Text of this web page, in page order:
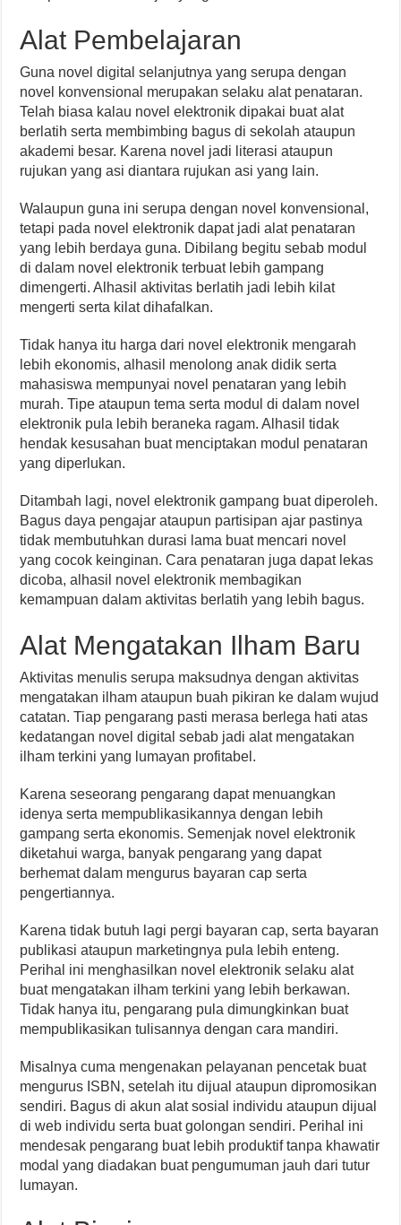
Alat Pembelajaran
Guna novel digital selanjutnya yang serupa dengan
novel konvensional merupakan selaku alat penataran.
Telah biasa kalau novel elektronik dipakai buat alat
berlatih serta membimbing bagus di sekolah ataupun
akademi besar. Karena novel jadi literasi ataupun
rujukan yang asi diantara rujukan asi yang lain.
Walaupun guna ini serupa dengan novel konvensional,
tetapi pada novel elektronik dapat jadi alat penataran
yang lebih berdaya guna. Dibilang begitu sebab modul
di dalam novel elektronik terbuat lebih gampang
dimengerti. Alhasil aktivitas berlatih jadi lebih kilat
mengerti serta kilat dihafalkan.
Tidak hanya itu harga dari novel elektronik mengarah
lebih ekonomis, alhasil menolong anak didik serta
mahasiswa mempunyai novel penataran yang lebih
murah. Tipe ataupun tema serta modul di dalam novel
elektronik pula lebih beraneka ragam. Alhasil tidak
hendak kesusahan buat menciptakan modul penataran
yang diperlukan.
Ditambah lagi, novel elektronik gampang buat diperoleh.
Bagus daya pengajar ataupun partisipan ajar pastinya
tidak membutuhkan durasi lama buat mencari novel
yang cocok keinginan. Cara penataran juga dapat lekas
dicoba, alhasil novel elektronik membagikan
kemampuan dalam aktivitas berlatih yang lebih bagus.
Alat Mengatakan Ilham Baru
Aktivitas menulis serupa maksudnya dengan aktivitas
mengatakan ilham ataupun buah pikiran ke dalam wujud
catatan. Tiap pengarang pasti merasa berlega hati atas
kedatangan novel digital sebab jadi alat mengatakan
ilham terkini yang lumayan profitabel.
Karena seseorang pengarang dapat menuangkan
idenya serta mempublikasikannya dengan lebih
gampang serta ekonomis. Semenjak novel elektronik
diketahui warga, banyak pengarang yang dapat
berhemat dalam mengurus bayaran cap serta
pengertiannya.
Karena tidak butuh lagi pergi bayaran cap, serta bayaran
publikasi ataupun marketingnya pula lebih enteng.
Perihal ini menghasilkan novel elektronik selaku alat
buat mengatakan ilham terkini yang lebih berkawan.
Tidak hanya itu, pengarang pula dimungkinkan buat
mempublikasikan tulisannya dengan cara mandiri.
Misalnya cuma mengenakan pelayanan pencetak buat
mengurus ISBN, setelah itu dijual ataupun dipromosikan
sendiri. Bagus di akun alat sosial individu ataupun dijual
di web individu serta buat golongan sendiri. Perihal ini
mendesak pengarang buat lebih produktif tanpa khawatir
modal yang diadakan buat pengumuman jauh dari tutur
lumayan.